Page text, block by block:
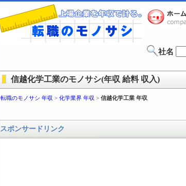
社名
信越化学工業のモノサシ(年収 給料 収入)
転職のモノサシ 年収 > 化学業界 年収 > 信越化学工業 年収
スポンサードリンク